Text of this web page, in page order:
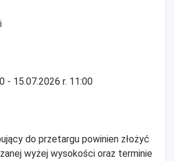
- 15.07.2026 r. 11:00
do przetargu powinien złożyć
wyżej wysokości oraz terminie